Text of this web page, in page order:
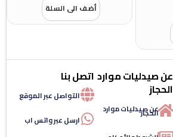
أضف الى السلة
عن صيدليات موارد
الحجاز
عن صيدليات موارد
الحجاز
اتصل بنا
التواصل عبر الموقع
ارسل عبر واتس اب